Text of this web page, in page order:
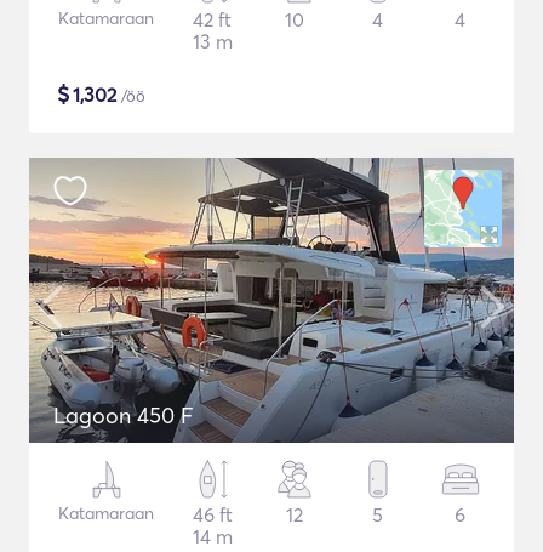
Katamaraan
42 ft
13 m
10 4 4
$1,302/öö
Lagoon 450 F
Katamaraan
46 ft
14 m
12 5 6